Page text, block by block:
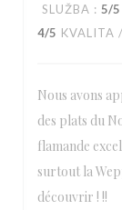
SLUŽBA : 5/5
4/5 KVALITA
Nous avons
des plats du
flamande
surtout la
découvrir ! !!